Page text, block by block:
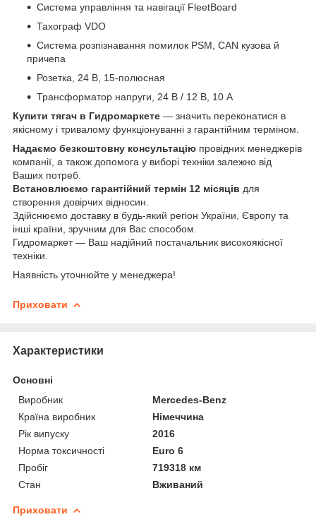
Система управління та навігації FleetBoard
Тахограф VDO
Система розпізнавання помилок PSM, CAN кузова й
причепа
Розетка, 24 В, 15-полюсная
Трансформатор напруги, 24 В / 12 В, 10 А
Купити тягач в Гидромаркете — значить переконатися в
якісному і тривалому функціонуванні з гарантійним терміном.
Надаємо безкоштовну консультацію провідних менеджерів
компанії, а також допомога у виборі техніки залежно від
Ваших потреб.
Встановлюємо гарантійний термін 12 місяців для
створення довірчих відносин.
Здійснюємо доставку в будь-який регіон України, Європу та
інші країни, зручним для Вас способом.
Гидромаркет — Ваш надійний постачальник високоякісної
техніки.
Наявність уточнюйте у менеджера!
Приховати
Характеристики
Основні
Виробник
Mercedes-Benz
Країна виробник
Німеччина
Рік випуску
2016
Норма токсичності
Euro 6
Пробіг
719318 км
Стан
Вживаний
Приховати